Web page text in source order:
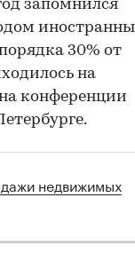
запомнился
30% от
на
конференции
недвижимых